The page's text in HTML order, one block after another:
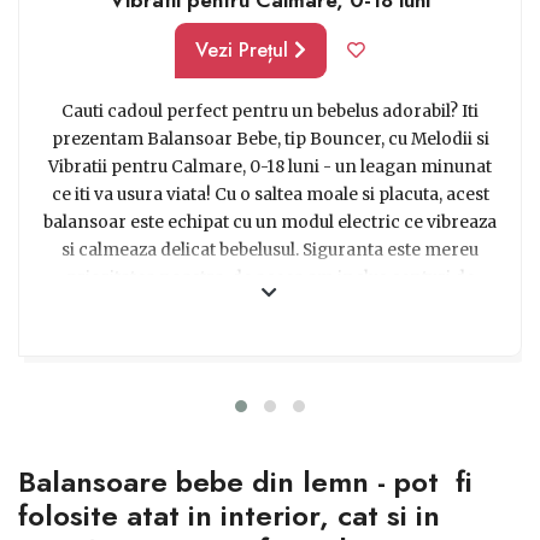
- posibilitatea de utilizare minim 1 an, reprezentând
astfel o investiție pe termen lung.
Vezi Prețul
Cauti cadoul perfect pentru un bebelus adorabil? Iti
prezentam Balansoar Bebe, tip Bouncer, cu Melodii si
Vibratii pentru Calmare, 0-18 luni - un leagan minunat
ce iti va usura viata! Cu o saltea moale si placuta, acest
balansoar este echipat cu un modul electric ce vibreaza
si calmeaza delicat bebelusul. Siguranta este mereu
prioritatea noastra, de aceea am inclus centuri de
loc atunci cand nu este folosit. Nu trebuie sa iti faci griji
masina de spalat. Cu o varsta recomandata de la 0 la 18
luni si o greutate admisa de pana la 18 kg, acest
balansoar este perfect pentru micutul tau. Iar pentru
Balansoare bebe din lemn - pot fi
folosite atat in interior, cat si in